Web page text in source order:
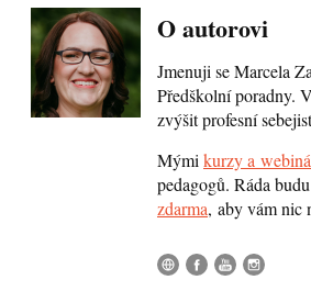
O autorovi
Jmenuji se Marcela
Předškolní poradny.
zvýšit profesní
Mými kurzy a
pedagogů. Ráda
zdarma, aby vám nic